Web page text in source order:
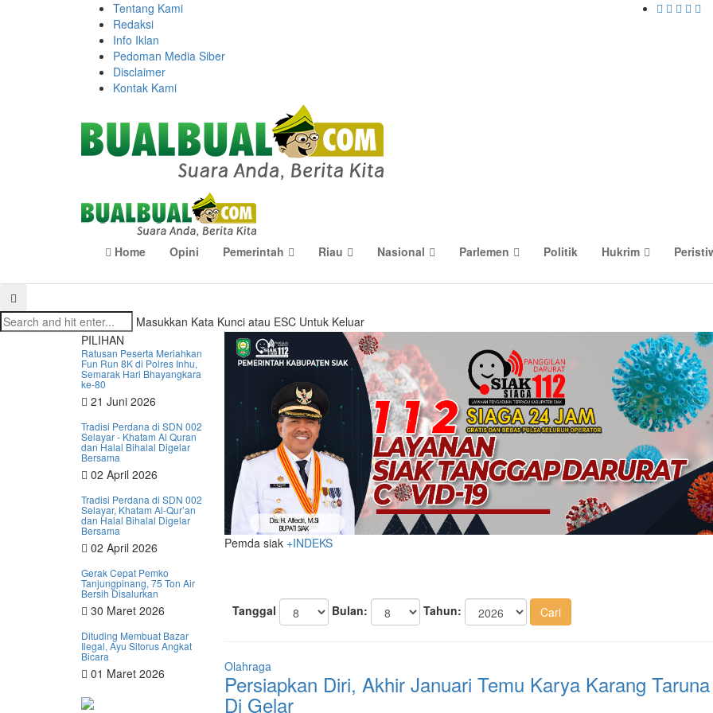
Tentang Kami
Redaksi
Info Iklan
Pedoman Media Siber
Disclaimer
Kontak Kami
Home Opini Pemerintah Riau Nasional Parlemen Politik Hukrim
Masukkan Kata Kunci atau ESC Untuk Keluar
PILIHAN
Ratusan Peserta Meriahkan
Fun Run 8K di Polres Inhu,
Semarak Hari Bhayangkara
ke-80
21 Juni 2026
Tradisi Perdana di SDN 002
Selayar - Khatam Al Quran
dan Halal Bihalal Digelar
Bersama
02 April 2026
Tradisi Perdana di SDN 002
Selayar, Khatam Al-Qur’an
dan Halal Bihalal Digelar
Bersama
02 April 2026
Gerak Cepat Pemko
Tanjungpinang, 75 Ton Air
Bersih Disalurkan
30 Maret 2026
Dituding Membuat Bazar
Ilegal, Ayu Sitorus Angkat
Bicara
01 Maret 2026
Pemda siak +INDEKS
Tanggal Bulan: Tahun:
Olahraga
Persiapkan Diri, Akhir Januari Temu Karya Karang
Di Gelar